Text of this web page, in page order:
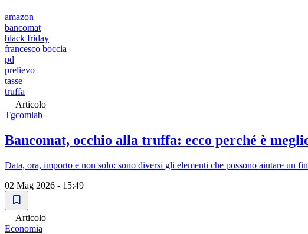
amazon
bancomat
black friday
francesco boccia
pd
prelievo
tasse
truffa
Articolo
Tgcomlab
Bancomat, occhio alla truffa: ecco perché è
Data, ora, importo e non solo: sono diversi gli elementi che possono aiutare un
02 Mag 2026 - 15:49
Articolo
Economia